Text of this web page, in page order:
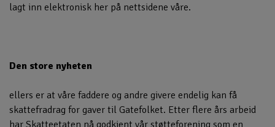
lagt inn elektronisk her på nettsidene våre.
Den store nyheten
ellers er at våre faddere og andre givere endelig kan få
skattefradrag for gaver til Gatefolket. Etter flere års arbeid